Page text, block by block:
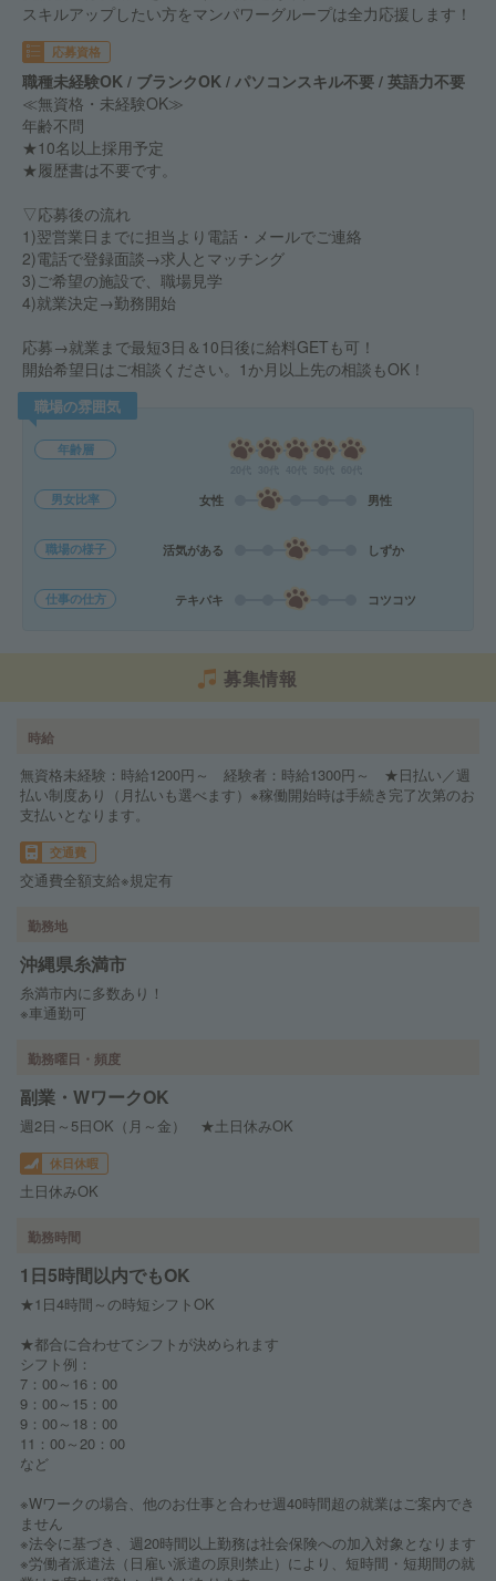
スキルアップしたい方をマンパワーグループは全力応援します！
応募資格
職種未経験OK / ブランクOK / パソコンスキル不要 / 英語力不要
≪無資格・未経験OK≫
年齢不問
★10名以上採用予定
★履歴書は不要です。
▽応募後の流れ
1)翌営業日までに担当より電話・メールでご連絡
2)電話で登録面談→求人とマッチング
3)ご希望の施設で、職場見学
4)就業決定→勤務開始
応募→就業まで最短3日＆10日後に給料GETも可！
開始希望日はご相談ください。1か月以上先の相談もOK！
職場の雰囲気
年齢層
男女比率 女性 男性
職場の様子 活気がある しずか
仕事の仕方 テキパキ コツコツ
募集情報
時給
無資格未経験：時給1200円～ 経験者：時給1300円～ ★日払い／週
払い制度あり（月払いも選べます）※稼働開始時は手続き完了次第のお
支払いとなります。
交通費
交通費全額支給※規定有
勤務地
沖縄県糸満市
糸満市内に多数あり！
※車通勤可
勤務曜日・頻度
副業・WワークOK
週2日～5日OK（月～金） ★土日休みOK
休日休暇
土日休みOK
勤務時間
1日5時間以内でもOK
★1日4時間～の時短シフトOK
★都合に合わせてシフトが決められます
シフト例：
7：00～16：00
9：00～15：00
9：00～18：00
11：00～20：00
など
※Wワークの場合、他のお仕事と合わせ週40時間超の就業はご案内でき
ません
※法令に基づき、週20時間以上勤務は社会保険への加入対象となります
※労働者派遣法（日雇い派遣の原則禁止）により、短時間・短期間の就